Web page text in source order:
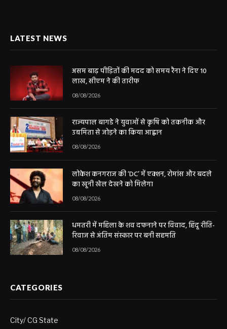
LATEST NEWS
असम बाढ़ पीड़ितों की मदद को समय रैना ने दिए 10
लाख, सीएम ने की तारीफ
08/08/2026
राज्यपाल बागडे ने युवाओं से कृषि को तकनीक और
उद्यमिता से जोड़ने का किया आह्वान
08/08/2026
लोकेश कनगराज की ‘DC’ में एक्शन, रोमांस और बदले
का खूनी खेल देखने को मिलेगा
08/08/2026
धमतरी में महिला के शव दफनाने पर विवाद, हिंदू रीति-
रिवाज से अंतिम संस्कार पर बनी सहमति
08/08/2026
CATEGORIES
City/ CG State